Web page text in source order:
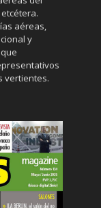
aéreas,
y
vertientes.